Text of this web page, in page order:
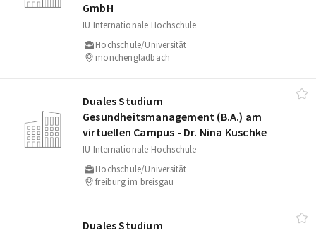
GmbH
IU Internationale Hochschule
Hochschule/Universität
mönchengladbach
Duales Studium
Gesundheitsmanagement (B.A.) am
virtuellen Campus - Dr. Nina Kuschke
IU Internationale Hochschule
Hochschule/Universität
freiburg im breisgau
Duales Studium